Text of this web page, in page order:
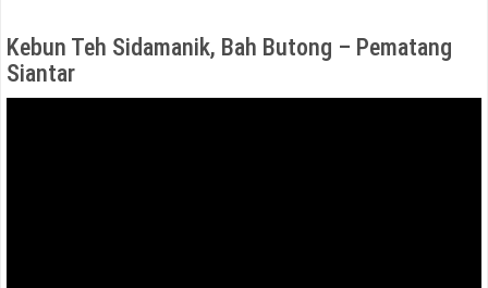
Kebun Teh Sidamanik, Bah Butong – Pematang
Siantar